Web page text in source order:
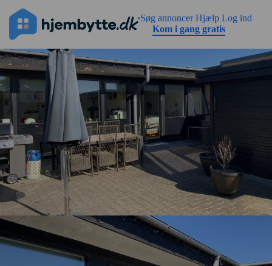
Søg annoncerHjælpLog ind
Kom i gang gratis